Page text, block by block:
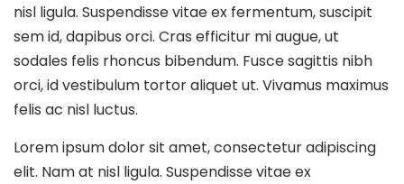
nisl ligula. Suspendisse vitae ex fermentum, suscipit
sem id, dapibus orci. Cras efficitur mi augue, ut
sodales felis rhoncus bibendum. Fusce sagittis nibh
orci, id vestibulum tortor aliquet ut. Vivamus maximus
felis ac nisl luctus.
Lorem ipsum dolor sit amet, consectetur adipiscing
elit. Nam at nisl ligula. Suspendisse vitae ex